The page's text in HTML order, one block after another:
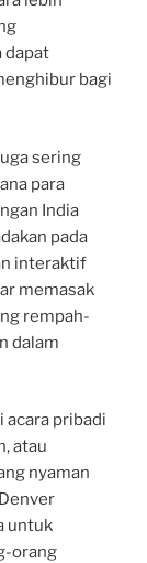
dapat
bagi
sering
para
India
pada
interaktif
memasak
rempah-
dalam
acara pribadi
atau
nyaman
untuk
orang